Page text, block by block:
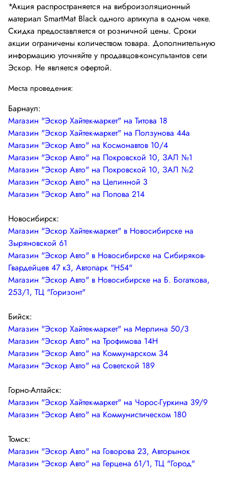
*Акция распространяется на виброизоляционный
материал SmartMat Black одного артикула в одном чеке.
Скидка предоставляется от розничной цены. Сроки
акции ограничены количеством товара. Дополнительную
информацию уточняйте у продавцов-консультантов сети
Эскор. Не является офертой.
Места проведения:
Барнаул:
Магазин "Эскор Хайтек-маркет" на Титова 18
Магазин "Эскор Хайтек-маркет" на Ползунова 44а
Магазин "Эскор Авто" на Космонавтов 10/4
Магазин "Эскор Авто" на Покровской 10, ЗАЛ №1
Магазин "Эскор Авто" на Покровской 10, ЗАЛ №2
Магазин "Эскор Авто" на Целинной 3
Магазин "Эскор Авто" на Попова 214
Новосибирск:
Магазин "Эскор Хайтек-маркет" в Новосибирске на
Зыряновской 61
Магазин "Эскор Авто" в Новосибирске на Сибиряков-
Гвардейцев 47 к3, Автопарк "Н54"
Магазин "Эскор Авто" в Новосибирске на Б. Богаткова,
253/1, ТЦ "Горизонт"
Бийск:
Магазин "Эскор Хайтек-маркет" на Мерлина 50/3
Магазин "Эскор Авто" на Трофимова 14Н
Магазин "Эскор Авто" на Коммунарском 34
Магазин "Эскор Авто" на Советской 189
Горно-Алтайск:
Магазин "Эскор Хайтек-маркет" на Чорос-Гуркина 39/9
Магазин "Эскор Авто" на Коммунистическом 180
Томск:
Магазин "Эскор Авто" на Говорова 23, Авторынок
Магазин "Эскор Авто" на Герцена 61/1, ТЦ "Город"